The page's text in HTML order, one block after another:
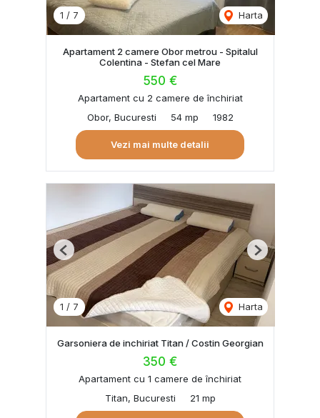
1 / 7 Harta
Apartament 2 camere Obor metrou - Spitalul
Colentina - Stefan cel Mare
550 €
Apartament cu 2 camere de închiriat
Obor, Bucuresti
54 mp 1982
Vezi mai multe detalii
1 / 7 Harta
Previous Next
Garsoniera de inchiriat Titan / Costin Georgian
350 €
Apartament cu 1 camere de închiriat
Titan, Bucuresti
21 mp